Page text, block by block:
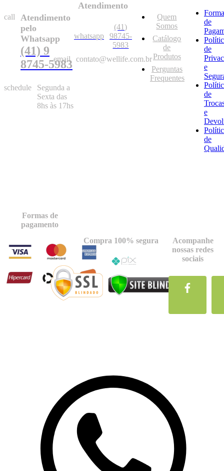
call
Atendimento
pelo
Whatsapp
(41) 9
8745-5983
schedule
Segunda a
Sexta das
8hs às 17hs
Atendimento
whatsapp
(41)
98745-
5983
email
contato@wellife.com.br
Quem
Somos
Catálogo
de
Produtos
Perguntas
Frequentes
de
de
e
de
e
de
Formas de
pagamento
Compra 100% segura
Acompanhe
nossas redes
sociais